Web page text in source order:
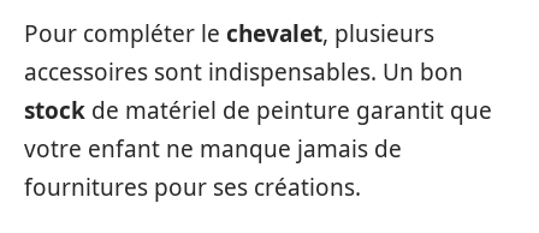
Pour compléter le chevalet, plusieurs
accessoires sont indispensables. Un bon
stock de matériel de peinture garantit que
votre enfant ne manque jamais de
fournitures pour ses créations.